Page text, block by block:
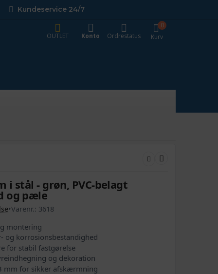
Kundeservice 24/7
Kurv
0
OUTLET
Konto Ordrestatus
i stål - grøn, PVC-belagt
og pæle
•Varenr.: 3618
montering
og korrosionsbestandighed
for stabil fastgørelse
og dekoration
mm for sikker afskærmning